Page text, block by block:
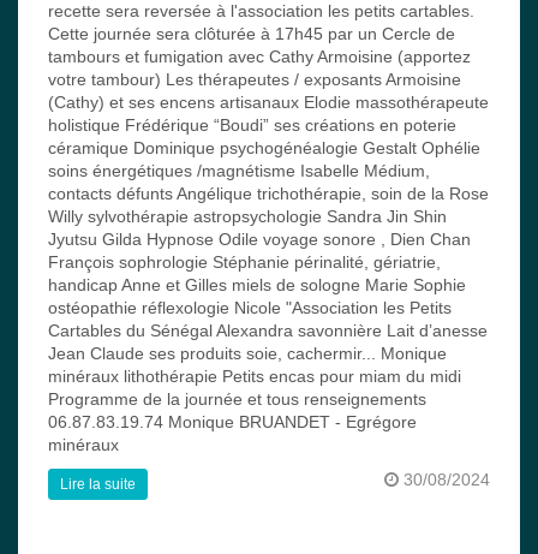
recette sera reversée à l'association les petits cartables.
Cette journée sera clôturée à 17h45 par un Cercle de
tambours et fumigation avec Cathy Armoisine (apportez
votre tambour) Les thérapeutes / exposants Armoisine
(Cathy) et ses encens artisanaux Elodie massothérapeute
holistique Frédérique “Boudi” ses créations en poterie
céramique Dominique psychogénéalogie Gestalt Ophélie
soins énergétiques /magnétisme Isabelle Médium,
contacts défunts Angélique trichothérapie, soin de la Rose
Willy sylvothérapie astropsychologie Sandra Jin Shin
Jyutsu Gilda Hypnose Odile voyage sonore , Dien Chan
François sophrologie Stéphanie périnalité, gériatrie,
handicap Anne et Gilles miels de sologne Marie Sophie
ostéopathie réflexologie Nicole "Association les Petits
Cartables du Sénégal Alexandra savonnière Lait d’anesse
Jean Claude ses produits soie, cachermir... Monique
minéraux lithothérapie Petits encas pour miam du midi
Programme de la journée et tous renseignements
06.87.83.19.74 Monique BRUANDET - Egrégore
minéraux
30/08/2024
Lire la suite